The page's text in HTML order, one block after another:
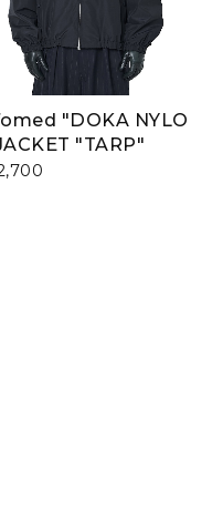
"DOKA NYLO
"TARP"